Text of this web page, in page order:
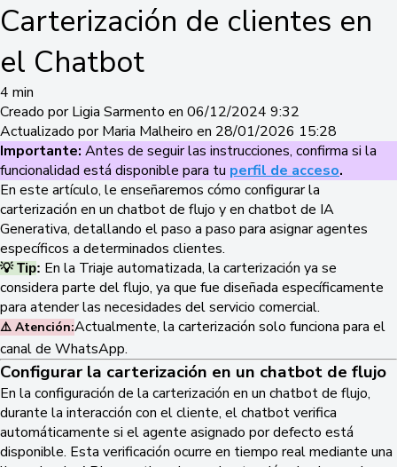
Carterización de clientes en
el Chatbot
4 min
Creado por Ligia Sarmento en 06/12/2024 9:32
Actualizado por Maria Malheiro en 28/01/2026 15:28
Importante: Antes de seguir las instrucciones, confirma si la
funcionalidad está disponible para tu perfil de acceso.
En este artículo, le enseñaremos cómo configurar la
carterización en un chatbot de flujo y en chatbot de IA
Generativa, detallando el paso a paso para asignar agentes
específicos a determinados clientes.
💡 Tip: En la Triaje automatizada, la carterización ya se
considera parte del flujo, ya que fue diseñada específicamente
para atender las necesidades del servicio comercial.
⚠️ Atención:Actualmente, la carterización solo funciona para el
canal de WhatsApp.
Configurar la carterización en un chatbot de flujo
En la configuración de la carterización en un chatbot de flujo,
durante la interacción con el cliente, el chatbot verifica
automáticamente si el agente asignado por defecto está
disponible. Esta verificación ocurre en tiempo real mediante una